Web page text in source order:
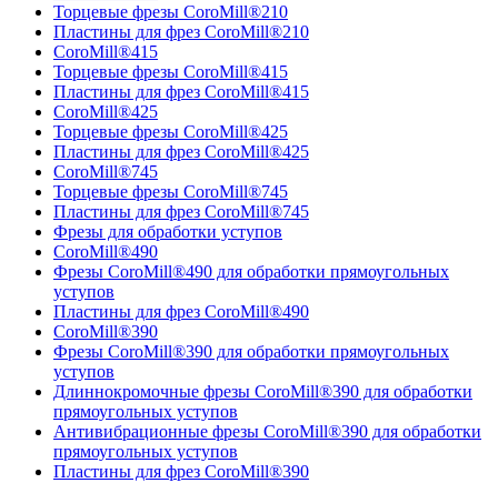
Торцевые фрезы CoroMill®210
Пластины для фрез CoroMill®210
CoroMill®415
Торцевые фрезы CoroMill®415
Пластины для фрез CoroMill®415
CoroMill®425
Торцевые фрезы CoroMill®425
Пластины для фрез CoroMill®425
CoroMill®745
Торцевые фрезы CoroMill®745
Пластины для фрез CoroMill®745
Фрезы для обработки уступов
CoroMill®490
Фрезы CoroMill®490 для обработки прямоугольных
уступов
Пластины для фрез CoroMill®490
CoroMill®390
Фрезы CoroMill®390 для обработки прямоугольных
уступов
Длиннокромочные фрезы CoroMill®390 для обработки
прямоугольных уступов
Антивибрационные фрезы CoroMill®390 для обработки
прямоугольных уступов
Пластины для фрез CoroMill®390